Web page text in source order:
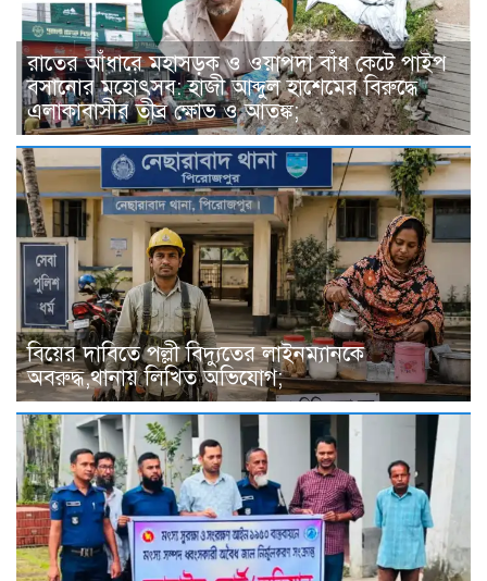
রাতের আঁধারে মহাসড়ক ও ওয়াপদা বাঁধ কেটে পাইপ
বসানোর মহোৎসব: হাজী আব্দুল হাশেমের বিরুদ্ধে
এলাকাবাসীর তীব্র ক্ষোভ ও আতঙ্ক;
বিয়ের দাবিতে পল্লী বিদ্যুতের লাইনম্যানকে
অবরুদ্ধ,থানায় লিখিত অভিযোগ;